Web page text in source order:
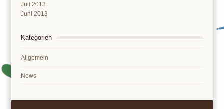
Juli 2013
Juni 2013
Kategorien
Allgemein
News